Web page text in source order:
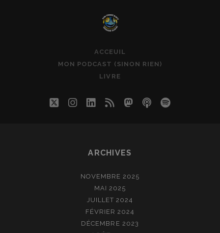
ACCEUIL
MON PODCAST (SINON RIEN)
LIVRE
twitterinstagram
linkedin
rss mastodon
podcastspotify
ARCHIVES
NOVEMBRE 2025
MAI 2025
JUILLET 2024
FÉVRIER 2024
DÉCEMBRE 2023